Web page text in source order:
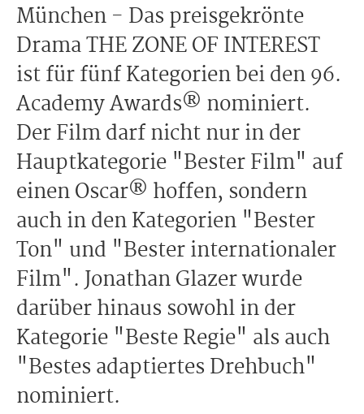
München - Das preisgekrönte
Drama THE ZONE OF INTEREST
ist für fünf Kategorien bei den 96.
Academy Awards® nominiert.
Der Film darf nicht nur in der
Hauptkategorie "Bester Film" auf
einen Oscar® hoffen, sondern
auch in den Kategorien "Bester
Ton" und "Bester internationaler
Film". Jonathan Glazer wurde
darüber hinaus sowohl in der
Kategorie "Beste Regie" als auch
"Bestes adaptiertes Drehbuch"
nominiert.